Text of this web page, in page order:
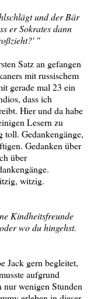
und der Bär
er Sokrates dann
"
Satz an gefangen
mit russischem
gerade mal 23 ein
dass ich
Hier und da habe
Lesern zu
toll. Gedankengänge,
Gedanken über
über
witzig.
Kindheitsfreunde
wo du hingehst.
Jack gern begleitet,
aufgrund
nur wenigen Stunden